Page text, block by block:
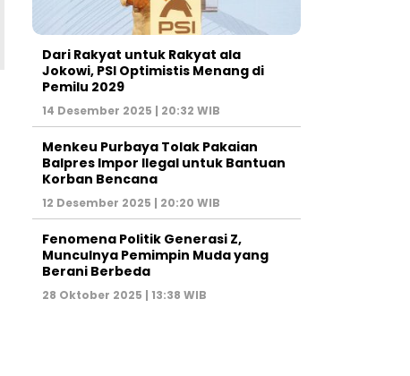
Dari Rakyat untuk Rakyat ala
Jokowi, PSI Optimistis Menang di
Pemilu 2029
14 Desember 2025 | 20:32 WIB
Menkeu Purbaya Tolak Pakaian
Balpres Impor Ilegal untuk Bantuan
Korban Bencana
12 Desember 2025 | 20:20 WIB
Fenomena Politik Generasi Z,
Munculnya Pemimpin Muda yang
Berani Berbeda
28 Oktober 2025 | 13:38 WIB